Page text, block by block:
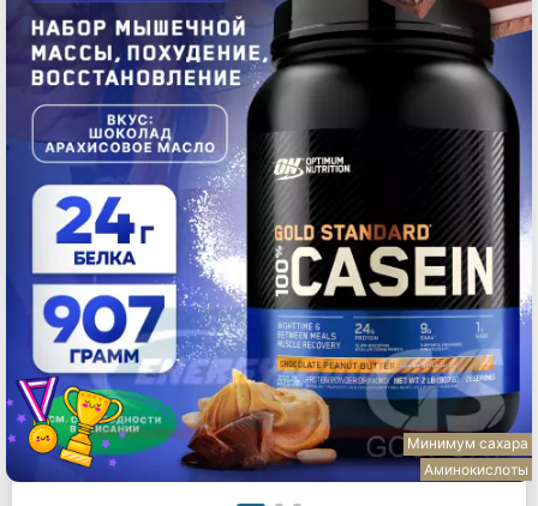
Минимум сахара
Аминокислоты